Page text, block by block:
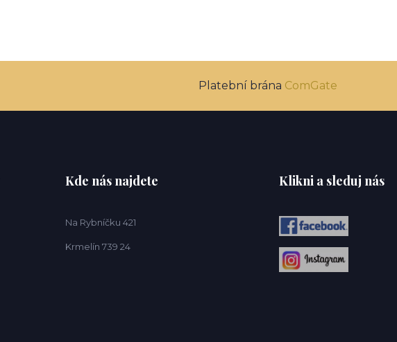
Platební brána ComGate
Kde nás najdete
Na Rybníčku 421
Krmelín 739 24
Klikni a sleduj nás